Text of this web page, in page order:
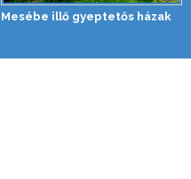
Mesébe illő gyeptetős házak